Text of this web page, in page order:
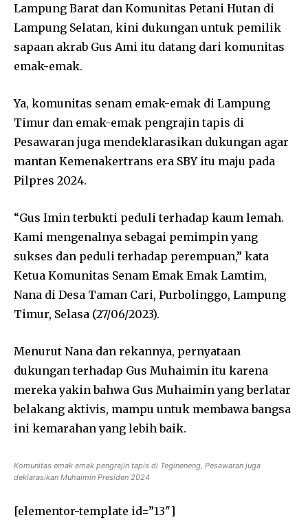
Lampung Barat dan Komunitas Petani Hutan di
Lampung Selatan, kini dukungan untuk pemilik
sapaan akrab Gus Ami itu datang dari komunitas
emak-emak.
Ya, komunitas senam emak-emak di Lampung
Timur dan emak-emak pengrajin tapis di
Pesawaran juga mendeklarasikan dukungan agar
mantan Kemenakertrans era SBY itu maju pada
Pilpres 2024.
“Gus Imin terbukti peduli terhadap kaum lemah.
Kami mengenalnya sebagai pemimpin yang
sukses dan peduli terhadap perempuan,” kata
Ketua Komunitas Senam Emak Emak Lamtim,
Nana di Desa Taman Cari, Purbolinggo, Lampung
Timur, Selasa (27/06/2023).
Menurut Nana dan rekannya, pernyataan
dukungan terhadap Gus Muhaimin itu karena
mereka yakin bahwa Gus Muhaimin yang berlatar
belakang aktivis, mampu untuk membawa bangsa
ini kemarahan yang lebih baik.
Komunitas emak emak pengrajin tapis di Tegineneng, Pesawaran juga
deklarasikan Muhaimin Presiden 2024
[elementor-template id=”13″]